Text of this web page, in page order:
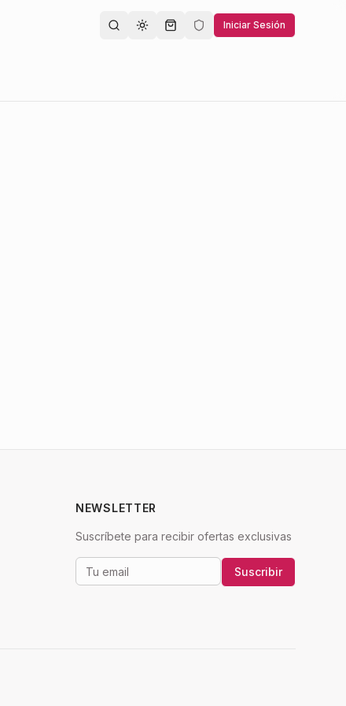
Toggle theme Iniciar Sesión
NEWSLETTER
Suscríbete para recibir ofertas exclusivas
Suscribir